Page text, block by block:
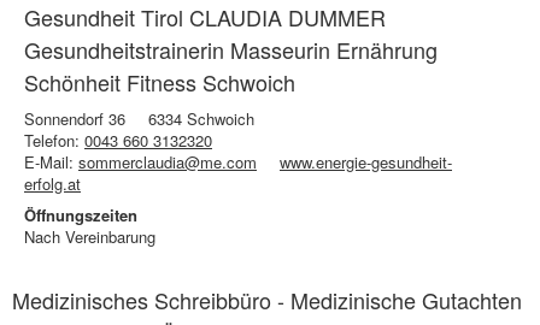
Gesundheit Tirol CLAUDIA DUMMER
Gesundheitstrainerin Masseurin Ernährung
Schönheit Fitness Schwoich
Sonnendorf 36
6334 Schwoich
Telefon: 0043 660 3132320
E-Mail: sommerclaudia@me.com
www.energie-gesundheit-
erfolg.at
Öffnungszeiten
Nach Vereinbarung
Medizinisches Schreibbüro - Medizinische Gutachten